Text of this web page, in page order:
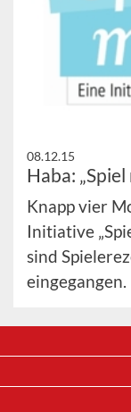
08.12.15
Haba:
Knapp vier
Initiative
sind
eingegangen.